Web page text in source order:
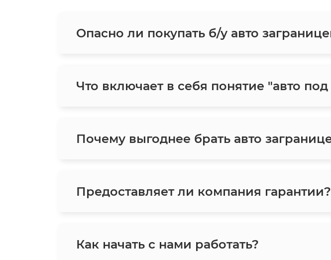
Опасно ли покупать б/у авто
Что включает в себя понятие "авто
Почему выгоднее брать авто
Предоставляет ли компания гарантии?
Как начать с нами работать?